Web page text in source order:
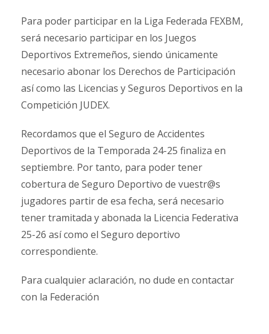
Para poder participar en la Liga Federada FEXBM,
será necesario participar en los Juegos
Deportivos Extremeños, siendo únicamente
necesario abonar los Derechos de Participación
así como las Licencias y Seguros Deportivos en la
Competición JUDEX.
Recordamos que el Seguro de Accidentes
Deportivos de la Temporada 24-25 finaliza en
septiembre. Por tanto, para poder tener
cobertura de Seguro Deportivo de vuestr@s
jugadores partir de esa fecha, será necesario
tener tramitada y abonada la Licencia Federativa
25-26 así como el Seguro deportivo
correspondiente.
Para cualquier aclaración, no dude en contactar
con la Federación